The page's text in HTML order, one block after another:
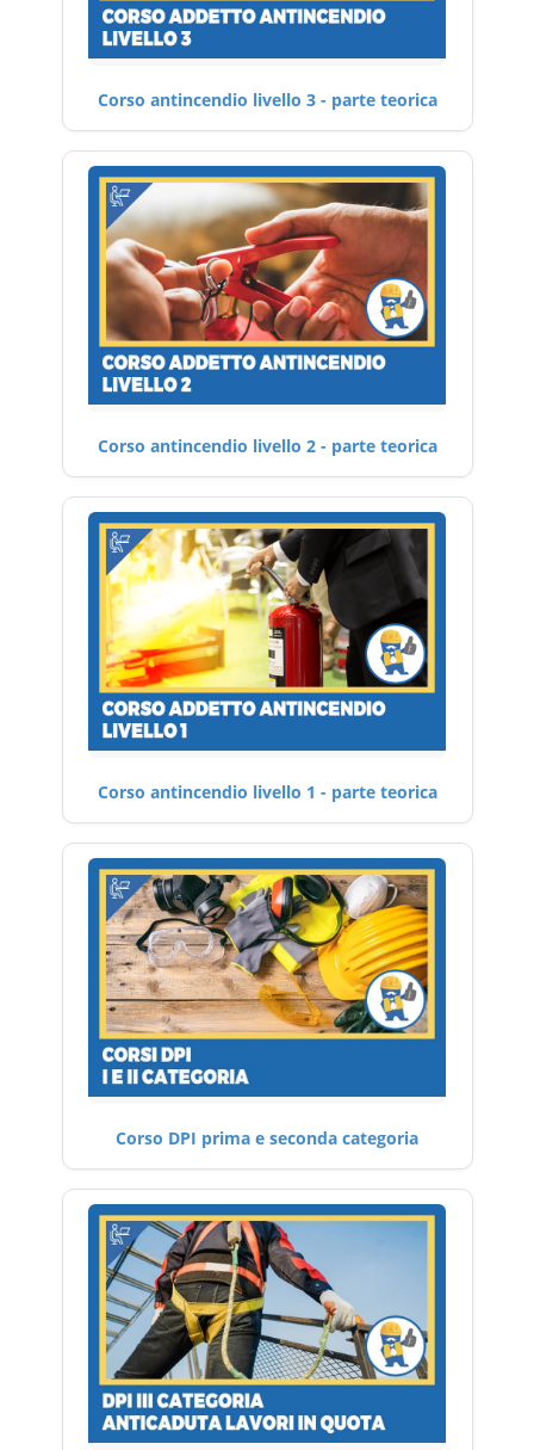
Corso antincendio livello 3 - parte teorica
Corso antincendio livello 2 - parte teorica
Corso antincendio livello 1 - parte teorica
Corso DPI prima e seconda categoria